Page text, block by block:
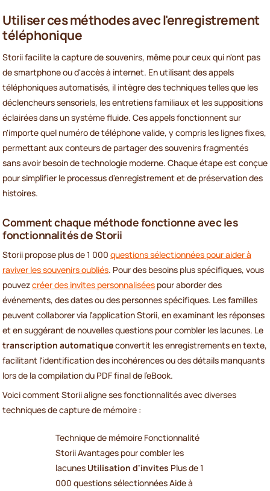
Utiliser ces méthodes avec l'enregistrement
téléphonique
Storii facilite la capture de souvenirs, même pour ceux qui n'ont pas
de smartphone ou d'accès à internet. En utilisant des appels
téléphoniques automatisés, il intègre des techniques telles que les
déclencheurs sensoriels, les entretiens familiaux et les suppositions
éclairées dans un système fluide. Ces appels fonctionnent sur
n'importe quel numéro de téléphone valide, y compris les lignes fixes,
permettant aux conteurs de partager des souvenirs fragmentés
sans avoir besoin de technologie moderne. Chaque étape est conçue
pour simplifier le processus d'enregistrement et de préservation des
histoires.
Comment chaque méthode fonctionne avec les
fonctionnalités de Storii
Storii propose plus de 1 000 questions sélectionnées pour aider à
raviver les souvenirs oubliés. Pour des besoins plus spécifiques, vous
pouvezcréer des invites personnalisées pour aborder des
événements, des dates ou des personnes spécifiques. Les familles
peuvent collaborer via l'application Storii, en examinant les réponses
et en suggérant de nouvelles questions pour combler les lacunes. Le
transcription automatiqueconvertit les enregistrements en texte,
facilitant l'identification des incohérences ou des détails manquants
lors de la compilation du PDF final de l'eBook.
Voici comment Storii aligne ses fonctionnalités avec diverses
techniques de capture de mémoire :
Technique de mémoire Fonctionnalité
Storii Avantages pour combler les
lacunes Utilisation d'invites Plus de 1
000 questions sélectionnées Aide à